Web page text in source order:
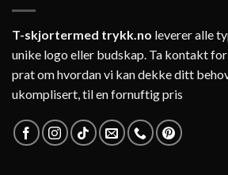
T-skjortermed trykk.no leverer alle
unike logo eller budskap. Ta kontakt
prat om hvordan vi kan dekke ditt
ukomplisert, til en fornuftig pris